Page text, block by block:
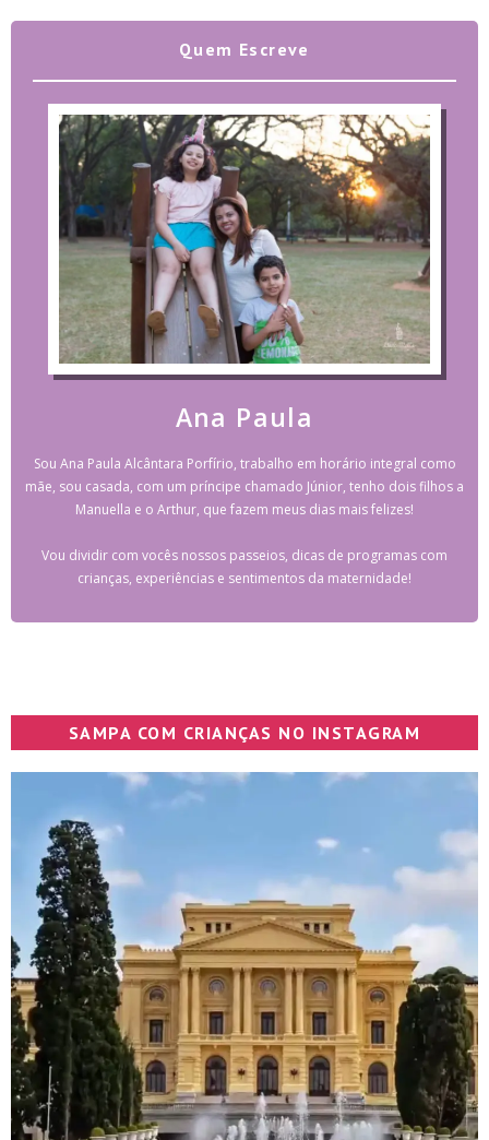
Quem Escreve
Ana Paula
Sou Ana Paula Alcântara Porfírio, trabalho em horário integral como
mãe, sou casada, com um príncipe chamado Júnior, tenho dois filhos a
Manuella e o Arthur, que fazem meus dias mais felizes!
Vou dividir com vocês nossos passeios, dicas de programas com
crianças, experiências e sentimentos da maternidade!
SAMPA COM CRIANÇAS NO INSTAGRAM